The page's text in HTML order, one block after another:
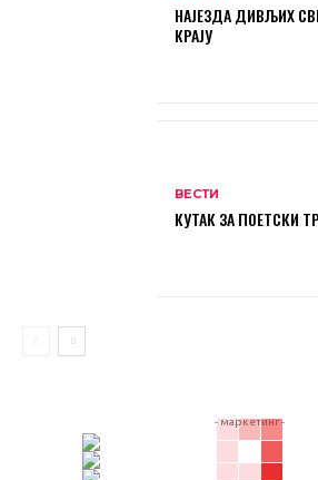
НАЈЕЗДА ДИВЉИХ
КРАЈУ
ВЕСТИ
КУТАК ЗА ПОЕТСКИ
- маркетинг -